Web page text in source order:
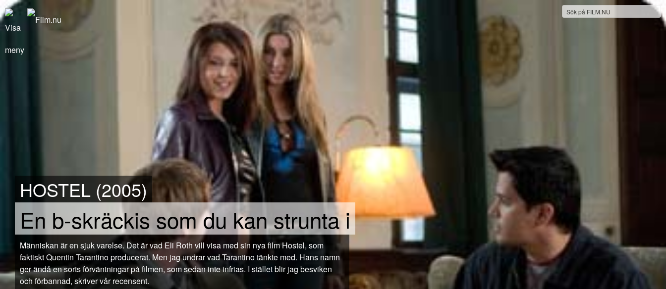
HOSTEL (2005)
En b-skräckis som du kan strunta i
Människan är en sjuk varelse. Det är vad Eli Roth vill visa med sin nya film Hostel, som
faktiskt Quentin Tarantino producerat. Men jag undrar vad Tarantino tänkte med. Hans namn
ger ändå en sorts förväntningar på filmen, som sedan inte infrias. I stället blir jag besviken
och förbannad, skriver vår recensent.